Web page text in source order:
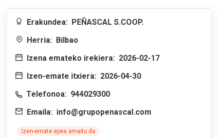
Erakundea: PEÑASCAL S.COOP.
Herria: Bilbao
Izena emateko irekiera: 2026-02-17
Izen-emate itxiera: 2026-04-30
Telefonoa: 944029300
Emaila: info@grupopenascal.com
Izen-emate epea amaitu da